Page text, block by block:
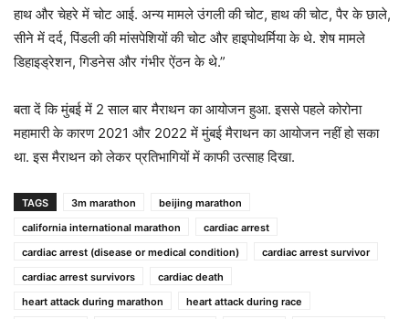
हाथ और चेहरे में चोट आई. अन्य मामले उंगली की चोट, हाथ की चोट, पैर के छाले,
सीने में दर्द, पिंडली की मांसपेशियों की चोट और हाइपोथर्मिया के थे. शेष मामले
डिहाइड्रेशन, गिडनेस और गंभीर ऐंठन के थे.”
बता दें कि मुंबई में 2 साल बार मैराथन का आयोजन हुआ. इससे पहले कोरोना
महामारी के कारण 2021 और 2022 में मुंबई मैराथन का आयोजन नहीं हो सका
था. इस मैराथन को लेकर प्रतिभागियों में काफी उत्साह दिखा.
TAGS 3m marathon
beijing marathon
california international marathon
cardiac arrest
cardiac arrest (disease or medical condition)
cardiac arrest survivor
cardiac arrest survivors
cardiac death
heart attack during marathon
heart attack during race